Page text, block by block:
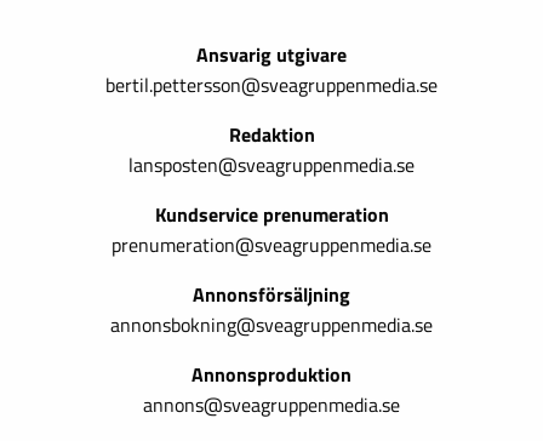
Ansvarig utgivare
bertil.pettersson@sveagruppenmedia.se
Redaktion
lansposten@sveagruppenmedia.se
Kundservice prenumeration
prenumeration@sveagruppenmedia.se
Annonsförsäljning
annonsbokning@sveagruppenmedia.se
Annonsproduktion
annons@sveagruppenmedia.se